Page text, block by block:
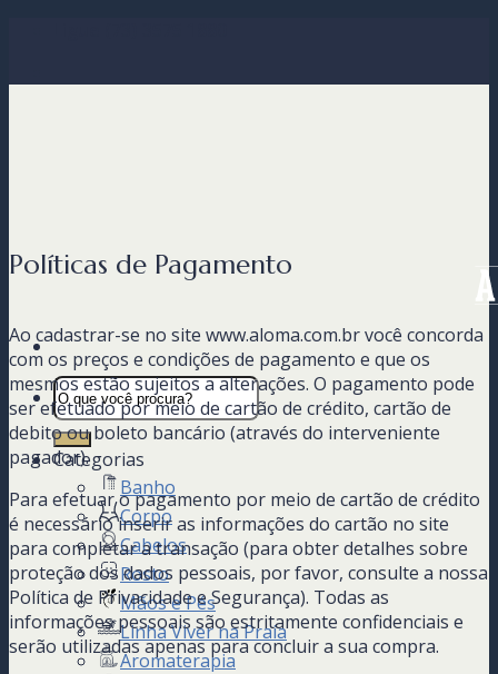
Pesquisar
por:
Categorias
Banho
Corpo
Cabelos
Rosto
Mãos e Pés
Linha Viver na Praia
Aromaterapia
Políticas de Pagamento
Ao cadastrar-se no site www.aloma.com.br você concorda
com os preços e condições de pagamento e que os
mesmos estão sujeitos a alterações. O pagamento pode
ser efetuado por meio de cartão de crédito, cartão de
debito ou boleto bancário (através do interveniente
pagador).
Para efetuar o pagamento por meio de cartão de crédito
é necessário inserir as informações do cartão no site
para completar a transação (para obter detalhes sobre
proteção dos dados pessoais, por favor, consulte a nossa
Política de Privacidade e Segurança). Todas as
informações pessoais são estritamente confidenciais e
serão utilizadas apenas para concluir a sua compra.